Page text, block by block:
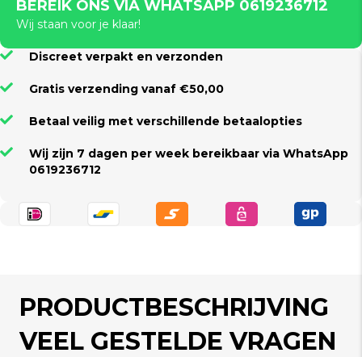
BEREIK ONS VIA WHATSAPP 0619236712
Wij staan voor je klaar!
Discreet verpakt en verzonden
Gratis verzending vanaf €50,00
Betaal veilig met verschillende betaalopties
Wij zijn 7 dagen per week bereikbaar via WhatsApp
0619236712
PRODUCTBESCHRIJVING
VEEL GESTELDE VRAGEN